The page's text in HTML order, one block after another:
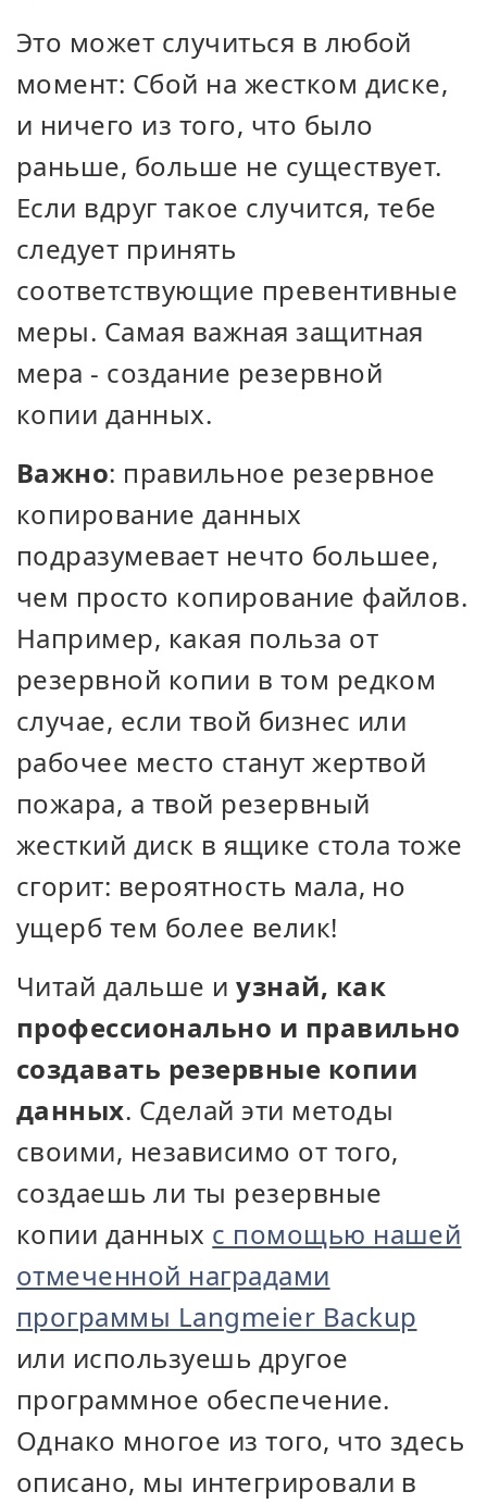
Это может случиться в любой
момент: Сбой на жестком диске,
и ничего из того, что было
раньше, больше не существует.
Если вдруг такое случится, тебе
следует принять
соответствующие превентивные
меры. Самая важная защитная
мера - создание резервной
копии данных.
Важно: правильное резервное
копирование данных
подразумевает нечто большее,
чем просто копирование файлов.
Например, какая польза от
резервной копии в том редком
случае, если твой бизнес или
рабочее место станут жертвой
пожара, а твой резервный
жесткий диск в ящике стола тоже
сгорит: вероятность мала, но
ущерб тем более велик!
Читай дальше иузнай, как
профессионально и правильно
создавать резервные копии
данных. Сделай эти методы
своими, независимо от того,
создаешь ли ты резервные
копии данных с помощью нашей
отмеченной наградами
программы Langmeier Backup
или используешь другое
программное обеспечение.
Однако многое из того, что здесь
описано, мы интегрировали в